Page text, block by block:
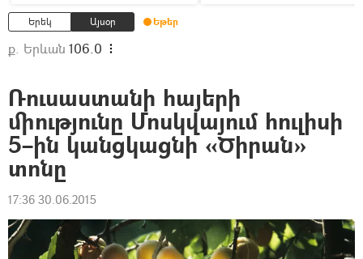
Երեկ Այսօր Եթեր
ք. Երևան 106.0
Ռուսաստանի հայերի
միությունը Մոսկվայում հուլիսի
5–ին կանցկացնի «Ծիրան»
տոնը
17:36 30.06.2015